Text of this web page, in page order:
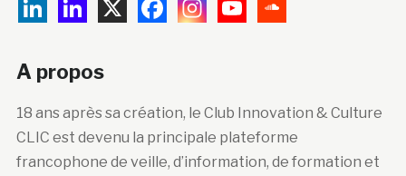
A propos
18 ans après sa création, le Club Innovation & Culture
CLIC est devenu la principale plateforme
francophone de veille, d’information, de formation et